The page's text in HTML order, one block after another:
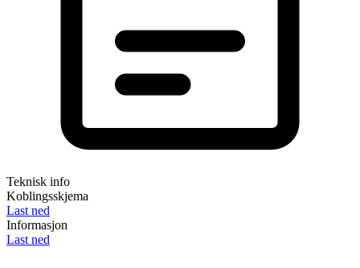
Teknisk info
Koblingsskjema
Last ned
Informasjon
Last ned